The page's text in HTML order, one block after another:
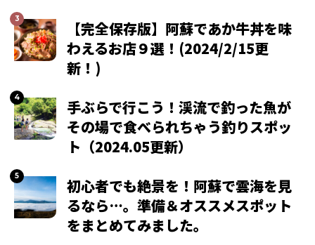
【完全保存版】阿蘇であか牛丼を味
わえるお店９選！(2024/2/15更
新！)
手ぶらで行こう！渓流で釣った魚が
その場で食べられちゃう釣りスポッ
ト（2024.05更新）
初心者でも絶景を！阿蘇で雲海を見
るなら…。準備＆オススメスポット
をまとめてみました。